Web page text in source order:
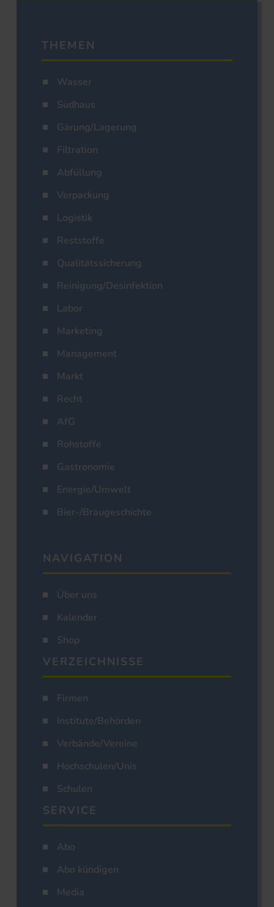
THEMEN
Wasser
Sudhaus
Gärung/Lagerung
Filtration
Abfüllung
Verpackung
Logistik
Reststoffe
Qualitätssicherung
Reinigung/Desinfektion
Labor
Marketing
Management
Markt
Recht
AfG
Rohstoffe
Gastronomie
Energie/Umwelt
Bier-/Braugeschichte
NAVIGATION
Über uns
Kalender
Shop
VERZEICHNISSE
Firmen
Institute/Behörden
Verbände/Vereine
Hochschulen/Unis
Schulen
SERVICE
Abo
Abo kündigen
Media